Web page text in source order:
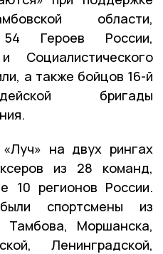
области,
Героев России,
а также бойцов 16-й
бригады
на двух рингах
из 28 команд,
10 регионов России.
спортсмены из
Тамбова, Моршанска,
Ленинградской,